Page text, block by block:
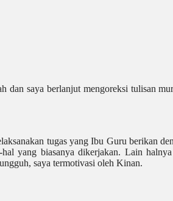
saya berlanjut mengoreksi tulisan
tugas yang Ibu Guru berikan
yang biasanya dikerjakan. Lain
saya termotivasi oleh Kinan.